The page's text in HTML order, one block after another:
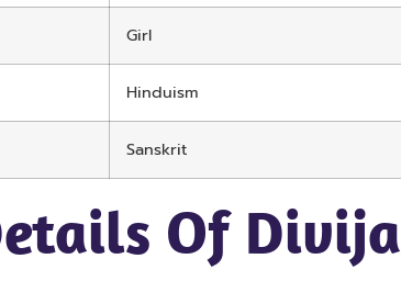
Girl
Hinduism
Sanskrit
Of Divija